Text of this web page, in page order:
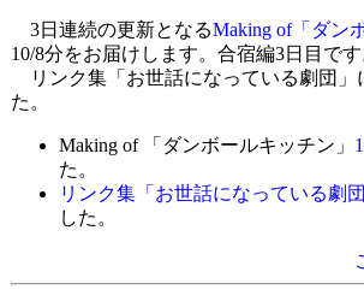
3日連続の更新となるMaking of「ダン
10/8分をお届けします。合宿編3日目です
リンク集「お世話になっている劇団」
た。
Making of 「ダンボールキッチン」
た。
リンク集「お世話になっている劇団
した。